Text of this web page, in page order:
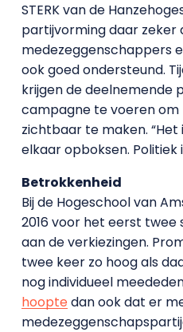
STERK van de
partijvorming daar zeker
medezeggenschappers
ook goed ondersteund.
krijgen de deelnemende
campagne te voeren
zichtbaar te maken.
elkaar opboksen. Politiek
Betrokkenheid
Bij de Hogeschool van
2016 voor het eerst
aan de verkiezingen.
twee keer zo hoog als
nog individueel
hooptedan ook dat er